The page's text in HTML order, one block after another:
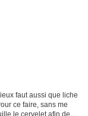
faut aussi que liche
ce faire, sans me
le cervelet afin de